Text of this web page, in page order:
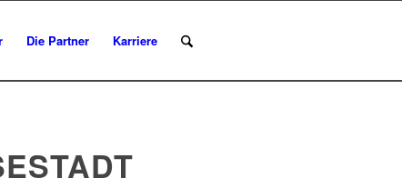
Die Partner Karriere